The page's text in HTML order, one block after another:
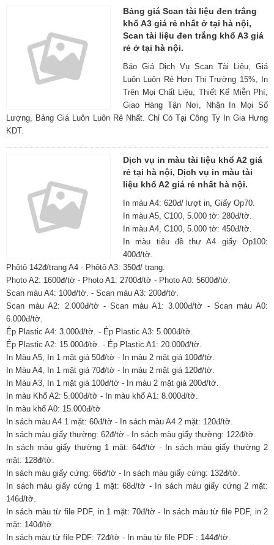
Bảng giá Scan tài liệu đen trắng
khổ A3 giá rẻ nhất ở tại hà nội,
Scan tài liệu đen trắng khổ A3 giá
rẻ ở tại hà nội.
Báo Giá Dịch Vụ Scan Tài Liệu, Giá
Luôn Luôn Rẻ Hơn Thị Trường 15%, In
Trên Mọi Chất Liệu, Thiết Kế Miễn Phí,
Giao Hàng Tận Nơi, Nhận In Mọi Số
Lượng, Bảng Giá Luôn Luôn Rẻ Nhất. Chỉ Có Tại Công Ty In Gia Hưng
KDT.
Dịch vụ in màu tài liệu khổ A2 giá
rẻ tại hà nội, Dịch vụ in màu tài
liệu khổ A2 giá rẻ nhất hà nội.
In màu A4: 620đ/ lượt in, Giấy Op70.
In màu A5, C100, 5.000 tờ: 280đ/tờ.
In màu A4, C100, 5.000 tờ: 450đ/tờ.
In màu tiêu đề thư A4 giấy Op100:
400đ/tờ.
Phôtô 142đ/trang A4 - Phôtô A3: 350đ/ trang.
Photo A2: 1600đ/tờ - Photo A1: 2700đ/tờ - Photo A0: 5600đ/tờ.
Scan màu A4: 100đ/tờ. - Scan màu A3: 200đ/tờ.
Scan màu A2: 2.000đ/tờ - Scan màu A1: 3.000đ/tờ - Scan màu A0:
6.000đ/tờ.
Ép Plastic A4: 3.000đ/tờ. - Ép Plastic A3: 5.000đ/tờ.
Ép Plastic A2: 15.000đ/tờ. - Ép Plastic A1: 20.000đ/tờ.
In Màu A5, In 1 mặt giá 50đ/tờ - In màu 2 mặt giá 100đ/tờ.
In Màu A4, In 1 mặt giá 70đ/tờ - In màu 2 mặt giá 120đ/tờ.
In Màu A3, In 1 mặt giá 100đ/tờ - In màu 2 mặt giá 200đ/tờ.
In màu Khổ A2: 5.000đ/tờ - In màu khổ A1: 8.000đ/tờ.
In màu khổ A0: 15.000đ/tờ
In sách màu A4 1 mặt: 60đ/tờ - In sách màu A4 2 mặt: 120đ/tờ.
In sách màu giấy thường: 62đ/tờ - In sách màu giấy thường: 122đ/tờ.
In sách màu giấy thường 1 mặt: 64đ/tờ - In sách màu giấy thường 2
mặt: 128đ/tờ.
In sách màu giấy cứng: 66đ/tờ - In sách màu giấy cứng: 132đ/tờ.
In sách màu giấy cứng 1 mặt: 68đ/tờ - In sách màu giấy cứng 2 mặt:
146đ/tờ.
In sách màu từ file PDF, in 1 mặt: 70đ/tờ - In sách màu từ file PDF, in 2
mặt: 140đ/tờ.
In sách màu từ file PDF: 72đ/tờ - In màu từ file PDF : 144đ/tờ.